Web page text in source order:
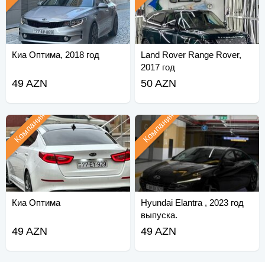
Киа Оптима, 2018 год
49 AZN
Land Rover Range Rover,
2017 год
50 AZN
Киа Оптима
Компания
49 AZN
Hyundai Elantra , 2023 год
выпуска.
Компания
49 AZN